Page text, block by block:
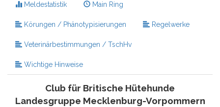
Meldestatistik Main Ring
Körungen / Phänotypisierungen Regelwerke
Veterinärbestimmungen / TschHv
Wichtige Hinweise
Club für Britische Hütehunde
Landesgruppe Mecklenburg-Vorpommern